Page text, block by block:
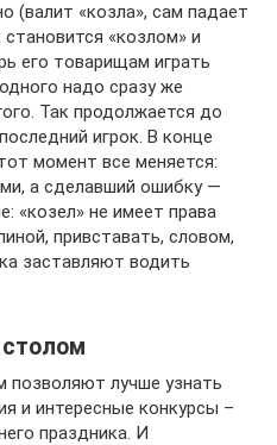
(валит «козла», сам падает
«козлом» и
его товарищам играть
надо сразу же
Так продолжается до
игрок. В конце
момент все меняется:
а сделавший ошибку —
«козел» не имеет права
привставать, словом,
заставляют водить
позволяют лучше узнать
и интересные конкурсы –
праздника. И